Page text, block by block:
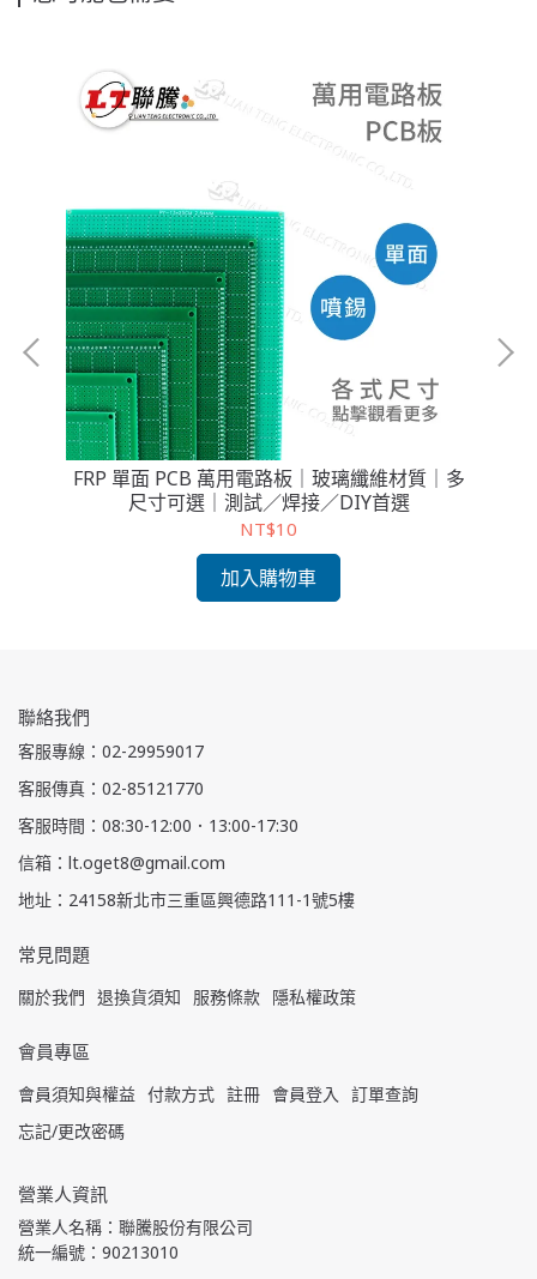
FRP 單面 PCB 萬用電路板｜玻璃纖維材質｜多
尺寸可選｜測試／焊接／DIY首選
NT$10
加入購物車
聯絡我們
客服專線：02-29959017
客服傳真：02-85121770
客服時間：08:30-12:00．13:00-17:30
信箱：lt.oget8@gmail.com
地址：24158新北市三重區興德路111-1號5樓
常見問題
關於我們 退換貨須知 服務條款 隱私權政策
會員專區
會員須知與權益 付款方式 註冊 會員登入
訂單查詢
忘記/更改密碼
營業人資訊
營業人名稱：聯騰股份有限公司
統一編號：90213010